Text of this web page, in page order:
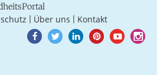
Über uns Kontakt